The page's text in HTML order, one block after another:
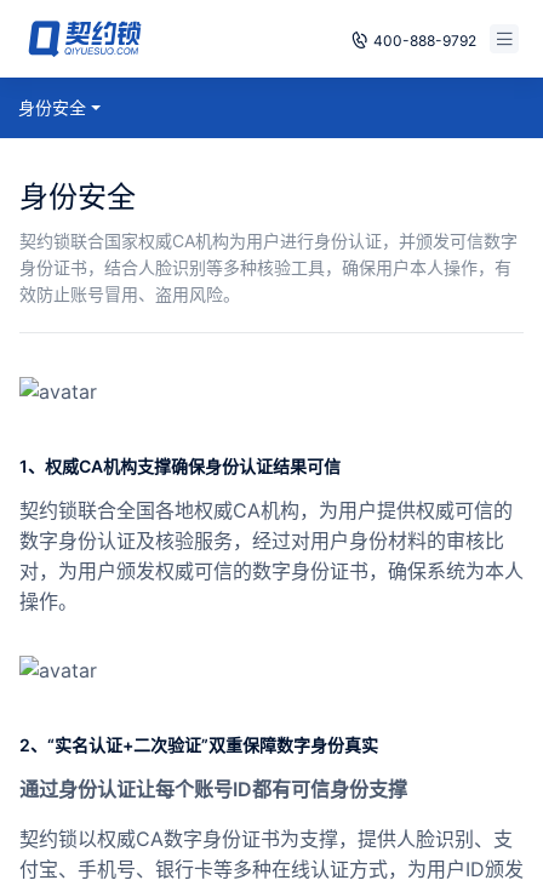
400-888-9792
智能合同
数字存档
安全合规
方案
全国
合作
我们
身份安全
身份安全
契约锁联合国家权威CA机构为用户进行身份认证，并颁发可信数字
身份证书，结合人脸识别等多种核验工具，确保用户本人操作，有
效防止账号冒用、盗用风险。
1、权威CA机构支撑确保身份认证结果可信
契约锁联合全国各地权威CA机构，为用户提供权威可信的
数字身份认证及核验服务，经过对用户身份材料的审核比
对，为用户颁发权威可信的数字身份证书，确保系统为本人
操作。
2、“实名认证+二次验证”双重保障数字身份真实
通过身份认证让每个账号ID都有可信身份支撑
契约锁以权威CA数字身份证书为支撑，提供人脸识别、支
付宝、手机号、银行卡等多种在线认证方式，为用户ID颁发